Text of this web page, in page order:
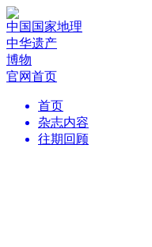
中国国家地理
中华遗产
博物
官网首页
首页
杂志内容
往期回顾